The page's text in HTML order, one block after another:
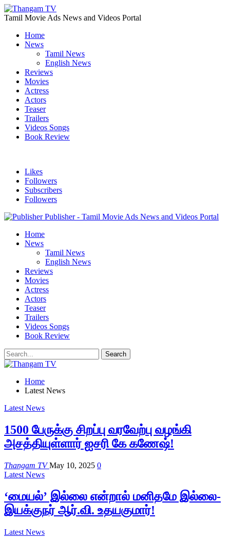
Tamil Movie Ads News and Videos Portal
Home
News
Tamil News
English News
Reviews
Movies
Actress
Actors
Teaser
Trailers
Videos Songs
Book Review
Likes
Followers
Subscribers
Followers
Publisher - Tamil Movie Ads News and Videos Portal
Home
News
Tamil News
English News
Reviews
Movies
Actress
Actors
Teaser
Trailers
Videos Songs
Book Review
Home
Latest News
Latest News
1500 பேருக்கு சிறப்பு வரவேற்பு வழங்கி
அசத்தியுள்ளார் ஐசரி கே கணேஷ்!
Thangam TVMay 10, 2025 0
Latest News
‘மையல்’ இல்லை என்றால் மனிதமே இல்லை-
இயக்குநர் ஆர்.வி. உதயகுமார்!
Latest News